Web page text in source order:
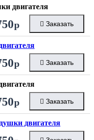
двигателя
р Заказать
р Заказать
р Заказать
двигателя